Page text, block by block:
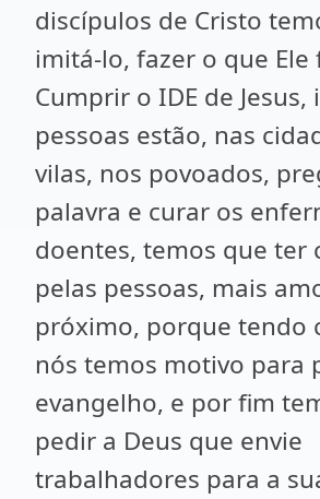
discípulos de Cristo
imitá-lo, fazer o que Ele
Cumprir o IDE de Jesus,
pessoas estão, nas
vilas, nos povoados,
palavra e curar os
doentes, temos que ter
pelas pessoas, mais
próximo, porque tendo
nós temos motivo para
evangelho, e por fim
pedir a Deus que envie
trabalhadores para a